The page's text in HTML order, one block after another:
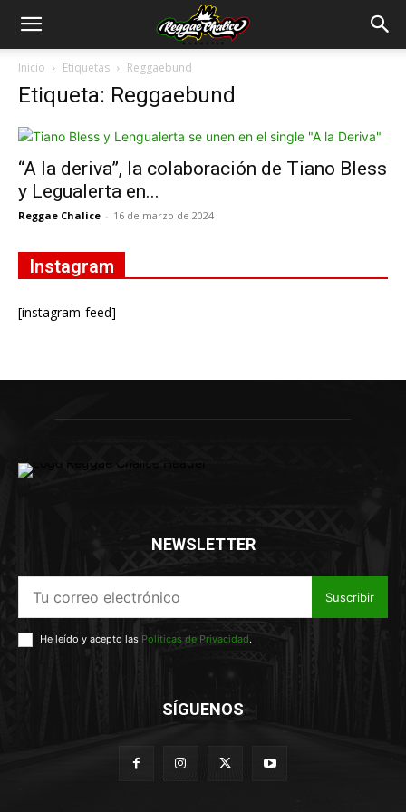
Inicio Etiquetas Reggaebund
Etiqueta: Reggaebund
“A la deriva”, la colaboración de Tiano Bless
y Legualerta en...
Reggae Chalice - 16 de marzo de 2024
Instagram
[instagram-feed]
NEWSLETTER
Suscribir
He leído y acepto las Políticas de Privacidad.
SÍGUENOS